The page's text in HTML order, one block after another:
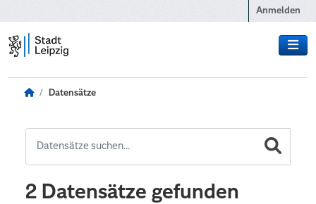
Anmelden
Datensätze
2 Datensätze gefunden